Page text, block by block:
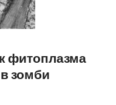
фитоплазма
зомби